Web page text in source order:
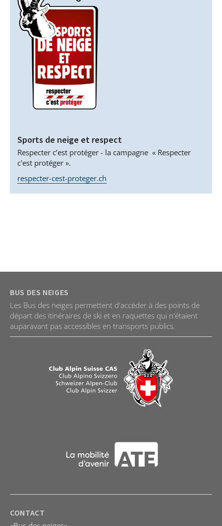
Sports de neige et respect
Respecter c’est protéger - la campagne « Respecter
c'est protéger ».
respecter-cest-proteger.ch
BUS DES NEIGES
Les Bus des neiges permettent d'accéder à des points de
départ des itinéraires de ski et en raquettes qui n'étaient
auparavant pas accessibles en transports publics.
CONTACT